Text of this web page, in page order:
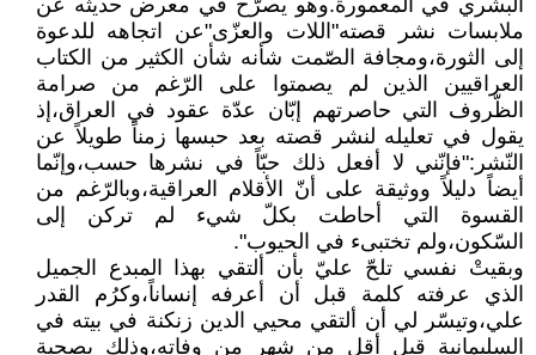
البشري في المعمورة.وهو يصرّح في معرض حديثه عن
ملابسات نشر قصته"اللات والعزّى"عن اتجاهه للدعوة
إلى الثورة،ومجافة الصّمت شأنه شأن الكثير من الكتاب
العراقيين الذين لم يصمتوا على الرّغم من صرامة
الظّروف التي حاصرتهم إبّان عدّة عقود في العراق،إذ
يقول في تعليله لنشر قصته بعد حبسها زمناً طويلاً عن
النّشر:"فإنّني لا أفعل ذلك حبّاً في نشرها حسب،وإنّما
أيضاً دليلاً ووثيقة على أنّ الأقلام العراقية،وبالرّغم من
القسوة التي أحاطت بكلّ شيء لم تركن إلى
السّكون،ولم تختبىء في الحيوب".
وبقيتْ نفسي تلحّ عليّ بأن ألتقي بهذا المبدع الجميل
الذي عرفته كلمة قبل أن أعرفه إنساناً،وكرُم القدر
علي،وتيسّر لي أن ألتقي محيي الدين زنكنة في بيته في
السليمانية قبل أقل من شهر من وفاته،وذلك بصحبة